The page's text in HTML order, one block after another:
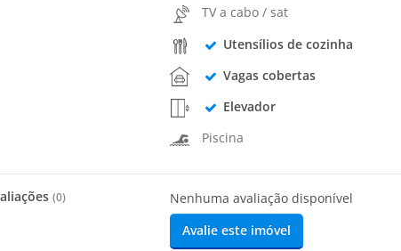
TV a cabo / sat
Utensílios de cozinha
Vagas cobertas
Elevador
Piscina
(0)
Nenhuma avaliação disponível
Avalie este imóvel